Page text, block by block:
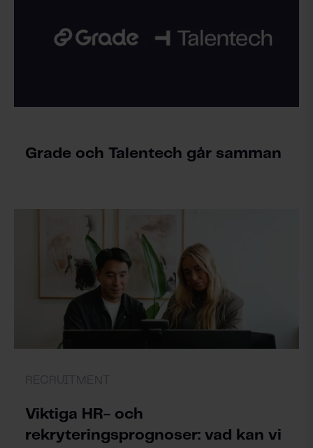
Grade och Talentech går samman
Viktiga HR- och
rekryteringsprognoser: vad kan vi